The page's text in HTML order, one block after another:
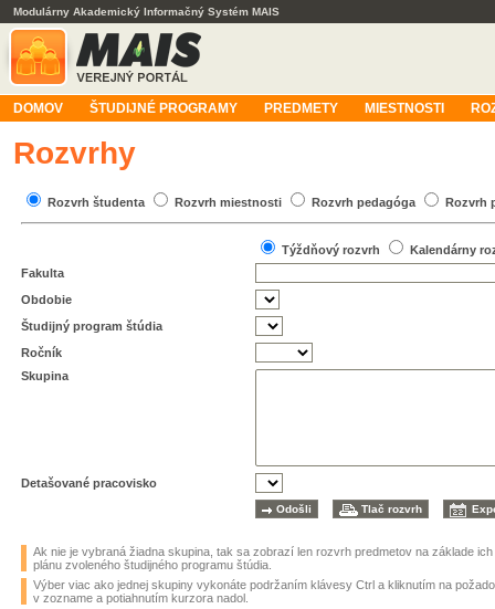
Modulárny Akademický Informačný Systém MAIS
DOMOV ŠTUDIJNÉ PROGRAMY PREDMETY MIESTNOSTI
Rozvrhy
Rozvrh študenta Rozvrh miestnosti Rozvrh pedagóga Rozvrh
Týždňový rozvrh
Kalendárny
Fakulta
Obdobie
Študijný program štúdia
Ročník
Skupina
Detašované pracovisko
Ak nie je vybraná žiadna skupina, tak sa zobrazí len rozvrh predmetov na základe
plánu zvoleného študijného programu štúdia.
Výber viac ako jednej skupiny vykonáte podržaním klávesy Ctrl a kliknutím na
v zozname a potiahnutím kurzora nadol.